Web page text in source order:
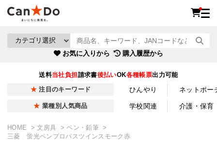
お気に入りから 購入履歴から
送料当社負担請求書後払いOK各種帳票出力可能
注目のキーワード ひんやり ネットポー
業種別人気商品 学校関連 介護・保育
HOME 文房具
ペン・鉛筆
三菱 蛍光ペンプロパスツインスモーク赤